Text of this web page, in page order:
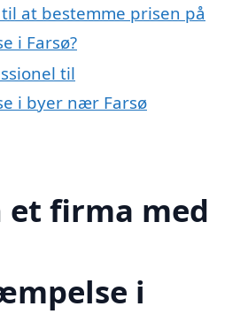
at bestemme prisen på
i Farsø?
til
i byer nær Farsø
et firma med
i